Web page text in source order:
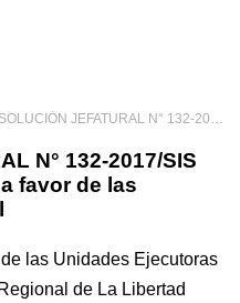
JEFATURAL N° 132-2017/SIS Aprueban transferencia a favor de las Unidades Ejecutoras del
N° 132-2017/SIS
favor de las
las Unidades Ejecutoras
de La Libertad